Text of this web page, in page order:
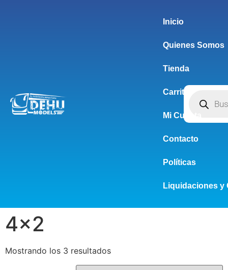
Inicio
Quienes Somos
Tienda
Carrito
Mi Cuenta
Contacto
Políticas
Liquidaciones y
4x2
Mostrando los 3 resultados